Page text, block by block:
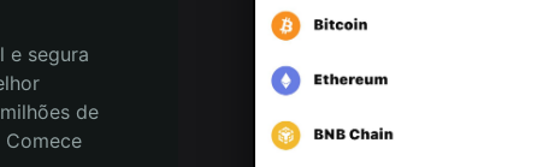
e segura
de